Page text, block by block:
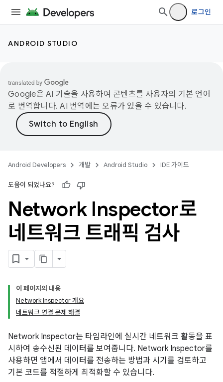
로그인
ANDROID STUDIO
Google은 AI 기술을 사용하여 콘텐츠를 사용자의 기본 언어
로 번역합니다. AI 번역에는 오류가 있을 수 있습니다.
Android Developers 개발 Android Studio IDE 가이드
도움이 되었나요?
Network Inspector로
네트워크 트래픽 검사
이 페이지의 내용
Network Inspector 개요
네트워크 연결 문제 해결
Network Inspector는 타임라인에 실시간 네트워크 활동을 표
시하여 송수신된 데이터를 보여줍니다. Network Inspector를
사용하면 앱에서 데이터를 전송하는 방법과 시기를 검토하고
기본 코드를 적절하게 최적화할 수 있습니다.